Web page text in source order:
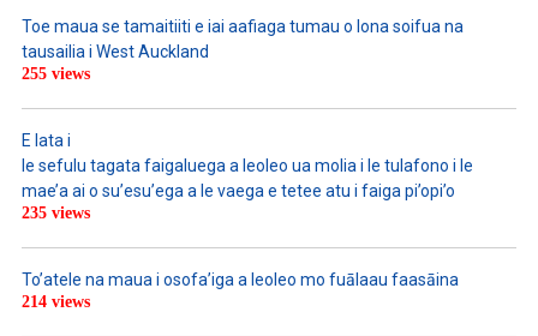
Toe maua se tamaitiiti e iai aafiaga tumau o lona soifua na
tausailia i West Auckland
255 views
E lata i
le sefulu tagata faigaluega a leoleo ua molia i le tulafono i le
mae’a ai o su’esu’ega a le vaega e tetee atu i faiga pi’opi’o
235 views
To’atele na maua i osofa’iga a leoleo mo fuālaau faasāina
214 views